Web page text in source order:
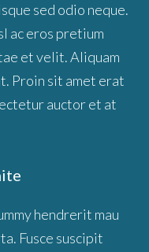
sed odio neque.
ac eros pretium
et velit. Aliquam
Proin sit amet erat
auctor et at
hendrerit mau
Fusce suscipit